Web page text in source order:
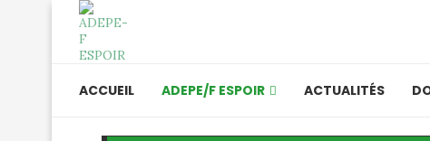
ACCUEIL ADEPE/F ESPOIR ACTUALITÉS